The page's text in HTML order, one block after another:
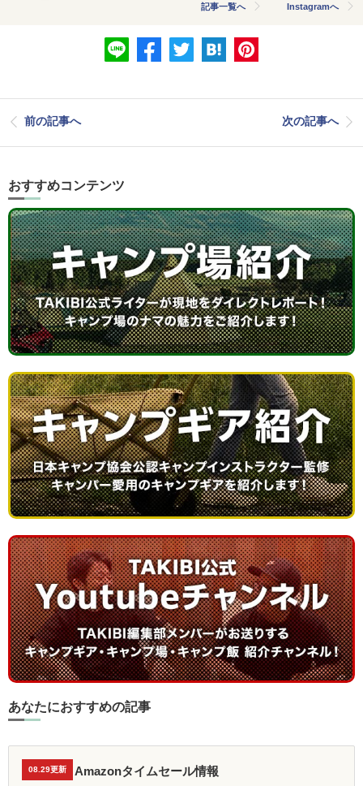
記事一覧へ Instagramへ
前の記事へ 次の記事へ
おすすめコンテンツ
あなたにおすすめの記事
08.29更新 Amazonタイムセール情報